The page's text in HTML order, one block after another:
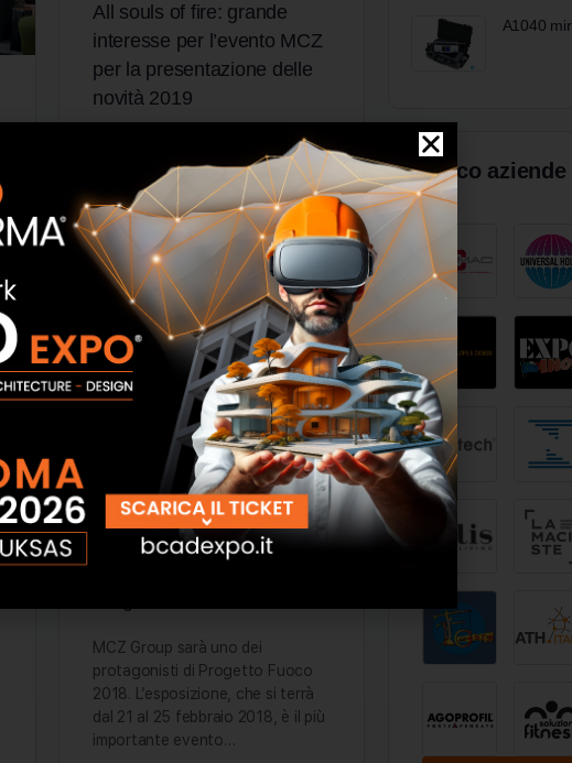
All souls of fire: grande
interesse per l’evento MCZ
per la presentazione delle
novità 2019
In anteprima rispetto al Salone del
Mobile, domenica 31 marzo e
lunedì 1 aprile si è tenuta “All
Souls of Fire”, la convention del
Gruppo…
Staff Admin
4 Aprile 2019
0
MCZ Group sarà uno dei
protagonisti di Progetto Fuoco
2018. L’esposizione, che si terrà
dal 21 al 25 febbraio 2018, è il più
importante evento…
A1040
Elenco aziende